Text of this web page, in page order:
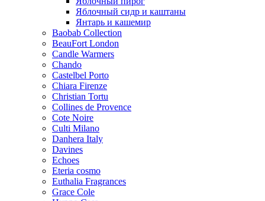
Яблочный сидр и каштаны
Янтарь и кашемир
Baobab Collection
BeauFort London
Candle Warmers
Chando
Castelbel Porto
Chiara Firenze
Christian Tortu
Collines de Provence
Cote Noire
Culti Milano
Danhera Italy
Davines
Echoes
Eteria cosmo
Euthalia Fragrances
Grace Cole